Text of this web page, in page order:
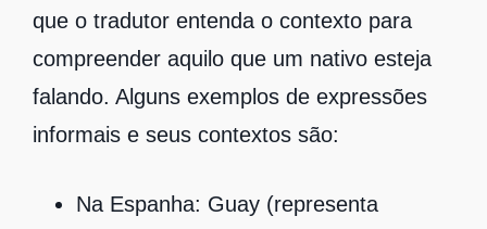
que o tradutor entenda o contexto para
compreender aquilo que um nativo esteja
falando. Alguns exemplos de expressões
informais e seus contextos são:
Na Espanha: Guay (representa